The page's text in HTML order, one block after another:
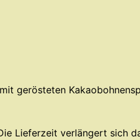
gerösteten
Lieferzeit verlängert sich